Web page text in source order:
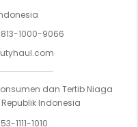
1000-9066
dan Tertib Niaga
Indonesia
1111-1010